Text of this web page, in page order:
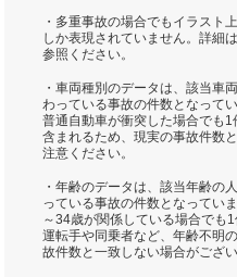
・多重事故の場合でもイラスト
しか表現されていません。詳細
参照ください。
・車両種別のデータは、該当車
わっている事故の件数となって
普通自動車が衝突した場合でも
含まれるため、現実の事故件数
注意ください。
・年齢のデータは、該当年齢の
っている事故の件数となってい
～34歳が関係している場合でも
運転手や同乗者など、年齢不明
故件数と一致しない場合がござ